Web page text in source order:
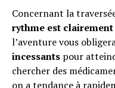
Concernant la
rythme est clairement
l’aventure vous
incessants pour
chercher des
on a tendance à